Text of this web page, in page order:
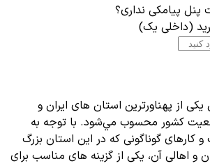
پنل پیامکی نداری؟
(داخلی یک)
یکی از پهناورترین استان های ایران و
کشور محسوب مي‌شود. با توجه به
گوناگونی که در این استان بزرگ
و اهالی آن، یکی از گزینه های مناسب برای